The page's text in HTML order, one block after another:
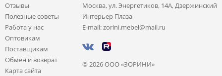
Отзывы
Полезные советы
Работа у нас
Оптовикам
Поставщикам
Обмен и возврат
Карта сайта
Москва, ул. Энергетиков, 14А, Дзержинский
Интерьер Плаза
E-mail: zorini.mebel@mail.ru
© 2026 ООО «ЗОРИНИ»